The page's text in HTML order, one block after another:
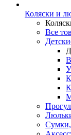
Коляски и
Все
Сумки,